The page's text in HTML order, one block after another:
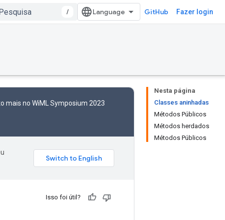
/ GitHub Fazer login
Nesta página
Classes aninhadas
Métodos Públicos
Métodos herdados
Métodos Públicos
mais no WiML Symposium 2023
Isso foi útil?